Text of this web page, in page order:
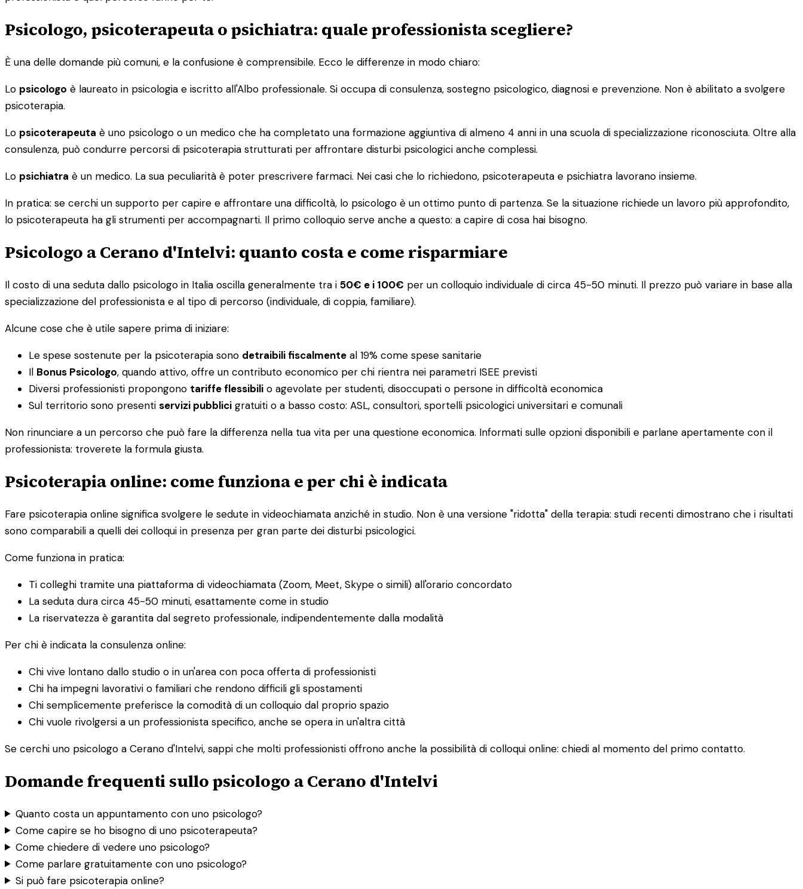
Psicologo, psicoterapeuta o psichiatra: quale professionista scegliere?
È una delle domande più comuni, e la confusione è comprensibile. Ecco le differenze in modo chiaro:
Lo psicologo è laureato in psicologia e iscritto all'Albo professionale. Si occupa di consulenza, sostegno psicologico, diagnosi e prevenzione. Non è abilitato a svolgere
psicoterapia.
Lo psicoterapeuta è uno psicologo o un medico che ha completato una formazione aggiuntiva di almeno 4 anni in una scuola di specializzazione riconosciuta. Oltre alla
consulenza, può condurre percorsi di psicoterapia strutturati per affrontare disturbi psicologici anche complessi.
Lo psichiatra è un medico. La sua peculiarità è poter prescrivere farmaci. Nei casi che lo richiedono, psicoterapeuta e psichiatra lavorano insieme.
In pratica: se cerchi un supporto per capire e affrontare una difficoltà, lo psicologo è un ottimo punto di partenza. Se la situazione richiede un lavoro più approfondito,
lo psicoterapeuta ha gli strumenti per accompagnarti. Il primo colloquio serve anche a questo: a capire di cosa hai bisogno.
Psicologo a Cerano d'Intelvi: quanto costa e come risparmiare
Il costo di una seduta dallo psicologo in Italia oscilla generalmente tra i 50€ e i 100€ per un colloquio individuale di circa 45-50 minuti. Il prezzo può variare in base alla
specializzazione del professionista e al tipo di percorso (individuale, di coppia, familiare).
Alcune cose che è utile sapere prima di iniziare:
Le spese sostenute per la psicoterapia sono detraibili fiscalmente al 19% come spese sanitarie
Il Bonus Psicologo, quando attivo, offre un contributo economico per chi rientra nei parametri ISEE previsti
Diversi professionisti propongono tariffe flessibili o agevolate per studenti, disoccupati o persone in difficoltà economica
Sul territorio sono presenti servizi pubblici gratuiti o a basso costo: ASL, consultori, sportelli psicologici universitari e comunali
Non rinunciare a un percorso che può fare la differenza nella tua vita per una questione economica. Informati sulle opzioni disponibili e parlane apertamente con il
professionista: troverete la formula giusta.
Psicoterapia online: come funziona e per chi è indicata
Fare psicoterapia online significa svolgere le sedute in videochiamata anziché in studio. Non è una versione "ridotta" della terapia: studi recenti dimostrano che i risultati
sono comparabili a quelli dei colloqui in presenza per gran parte dei disturbi psicologici.
Come funziona in pratica:
Ti colleghi tramite una piattaforma di videochiamata (Zoom, Meet, Skype o simili) all'orario concordato
La seduta dura circa 45-50 minuti, esattamente come in studio
La riservatezza è garantita dal segreto professionale, indipendentemente dalla modalità
Per chi è indicata la consulenza online:
Chi vive lontano dallo studio o in un'area con poca offerta di professionisti
Chi ha impegni lavorativi o familiari che rendono difficili gli spostamenti
Chi semplicemente preferisce la comodità di un colloquio dal proprio spazio
Chi vuole rivolgersi a un professionista specifico, anche se opera in un'altra città
Se cerchi uno psicologo a Cerano d'Intelvi, sappi che molti professionisti offrono anche la possibilità di colloqui online: chiedi al momento del primo contatto.
Domande frequenti sullo psicologo a Cerano d'Intelvi
Quanto costa un appuntamento con uno psicologo?
Come capire se ho bisogno di uno psicoterapeuta?
Come chiedere di vedere uno psicologo?
Come parlare gratuitamente con uno psicologo?
Si può fare psicoterapia online?